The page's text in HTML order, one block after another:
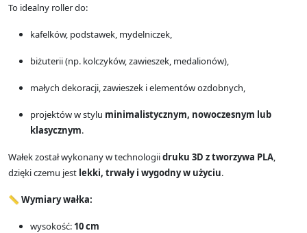
To idealny roller do:
kafelków, podstawek, mydelniczek,
biżuterii (np. kolczyków, zawieszek, medalionów),
małych dekoracji, zawieszek i elementów ozdobnych,
projektów w stylu minimalistycznym, nowoczesnym lub
klasycznym.
Wałek został wykonany w technologiidruku 3D z tworzywa PLA,
dzięki czemu jest lekki, trwały i wygodny w użyciu.
📏Wymiary wałka:
wysokość: 10 cm